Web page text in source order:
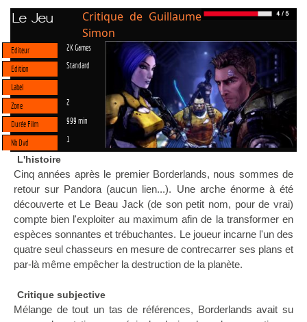
Le Jeu
Critique de Guillaume
Simon
Editeur 2K Games
Edition Standard
Label
Zone
2
Durée Film 999 min
Nb Dvd 1
L'histoire
Cinq années après le premier Borderlands, nous sommes de
retour sur Pandora (aucun lien...). Une arche énorme à été
découverte et Le Beau Jack (de son petit nom, pour de vrai)
compte bien l'exploiter au maximum afin de la transformer en
espèces sonnantes et trébuchantes. Le joueur incarne l'un des
quatre seul chasseurs en mesure de contrecarrer ses plans et
par-là même empêcher la destruction de la planète.
Critique subjective
Mélange de tout un tas de références, Borderlands avait su